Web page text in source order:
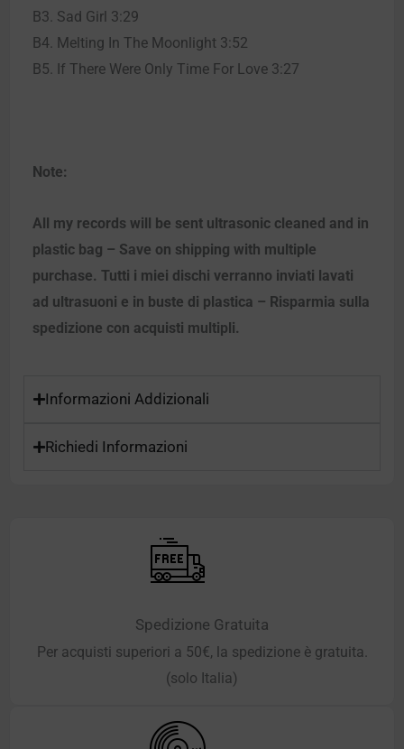
B3. Sad Girl 3:29
B4. Melting In The Moonlight 3:52
B5. If There Were Only Time For Love 3:27
Note:
All my records will be sent ultrasonic cleaned and in
plastic bag – Save on shipping with multiple
purchase. Tutti i miei dischi verranno inviati lavati
ad ultrasuoni e in buste di plastica – Risparmia sulla
spedizione con acquisti multipli.
Informazioni Addizionali
Richiedi Informazioni
Spedizione Gratuita
Per acquisti superiori a 50€, la spedizione è gratuita.
(solo Italia)